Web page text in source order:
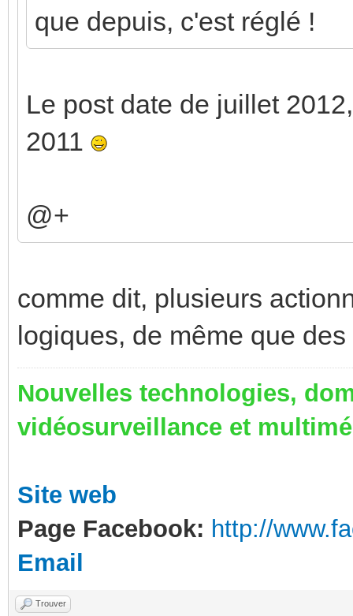
que depuis, c'est réglé !
Le post date de juillet
2011
@+
comme dit, plusieurs
logiques, de même que
Nouvelles technologies,
vidéosurveillance et
Site web
Page Facebook: http://
Email
Trouver